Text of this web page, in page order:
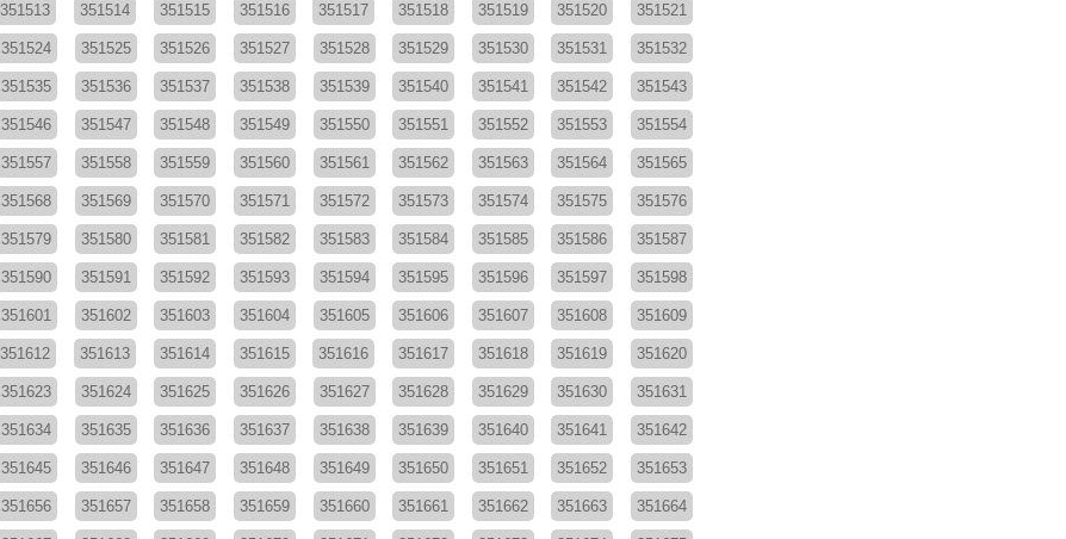
351513 351514 351515 351516 351517 351518 351519 351520 351521
351524 351525 351526 351527 351528 351529 351530 351531 351532
351535 351536 351537 351538 351539 351540 351541 351542 351543
351546 351547 351548 351549 351550 351551 351552 351553 351554
351557 351558 351559 351560 351561 351562 351563 351564 351565
351568 351569 351570 351571 351572 351573 351574 351575 351576
351579 351580 351581 351582 351583 351584 351585 351586 351587
351590 351591 351592 351593 351594 351595 351596 351597 351598
351601 351602 351603 351604 351605 351606 351607 351608 351609
351612 351613 351614 351615 351616 351617 351618 351619 351620
351623 351624 351625 351626 351627 351628 351629 351630 351631
351634 351635 351636 351637 351638 351639 351640 351641 351642
351645 351646 351647 351648 351649 351650 351651 351652 351653
351656 351657 351658 351659 351660 351661 351662 351663 351664